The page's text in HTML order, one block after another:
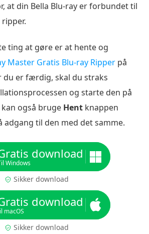
at din Bella Blu-ray er forbundet til
ting at gøre er at hente og
Master Gratis Blu-ray Ripper på
du er færdig, skal du straks
og starte den på
også bruge Hent knappen
til den med det samme.
download
Windows
Sikker download
download
macOS
Sikker download